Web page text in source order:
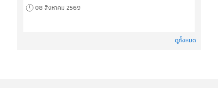
08 สิงหาคม 2569
ดูทั้งหมด